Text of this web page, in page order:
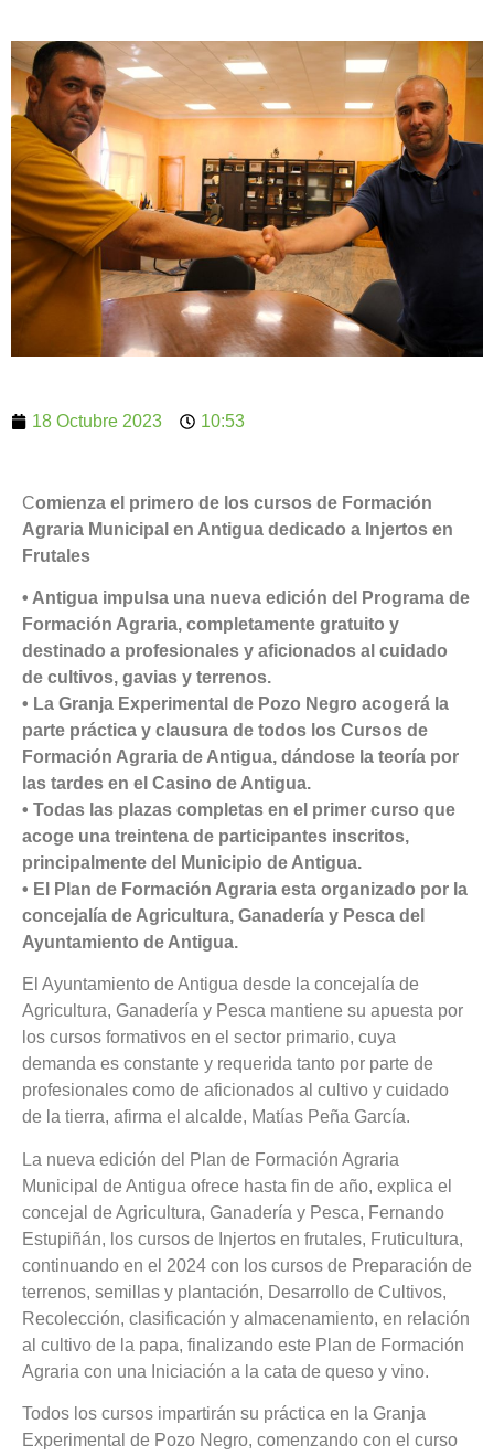
18 Octubre 2023 10:53
Comienza el primero de los cursos de Formación
Agraria Municipal en Antigua dedicado a Injertos en
Frutales
• Antigua impulsa una nueva edición del Programa de
Formación Agraria, completamente gratuito y
destinado a profesionales y aficionados al cuidado
de cultivos, gavias y terrenos.
• La Granja Experimental de Pozo Negro acogerá la
parte práctica y clausura de todos los Cursos de
Formación Agraria de Antigua, dándose la teoría por
las tardes en el Casino de Antigua.
• Todas las plazas completas en el primer curso que
acoge una treintena de participantes inscritos,
principalmente del Municipio de Antigua.
• El Plan de Formación Agraria esta organizado por la
concejalía de Agricultura, Ganadería y Pesca del
Ayuntamiento de Antigua.
El Ayuntamiento de Antigua desde la concejalía de
Agricultura, Ganadería y Pesca mantiene su apuesta por
los cursos formativos en el sector primario, cuya
demanda es constante y requerida tanto por parte de
profesionales como de aficionados al cultivo y cuidado
de la tierra, afirma el alcalde, Matías Peña García.
La nueva edición del Plan de Formación Agraria
Municipal de Antigua ofrece hasta fin de año, explica el
concejal de Agricultura, Ganadería y Pesca, Fernando
Estupiñán, los cursos de Injertos en frutales, Fruticultura,
continuando en el 2024 con los cursos de Preparación de
terrenos, semillas y plantación, Desarrollo de Cultivos,
Recolección, clasificación y almacenamiento, en relación
al cultivo de la papa, finalizando este Plan de Formación
Agraria con una Iniciación a la cata de queso y vino.
Todos los cursos impartirán su práctica en la Granja
Experimental de Pozo Negro, comenzando con el curso